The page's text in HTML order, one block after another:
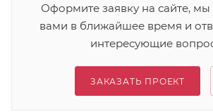
Оформите заявку на сайте, мы
вами в ближайшее время и
интересующие
ЗАКАЗАТЬ ПРОЕКТ